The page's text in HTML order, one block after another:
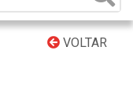
VOLTAR